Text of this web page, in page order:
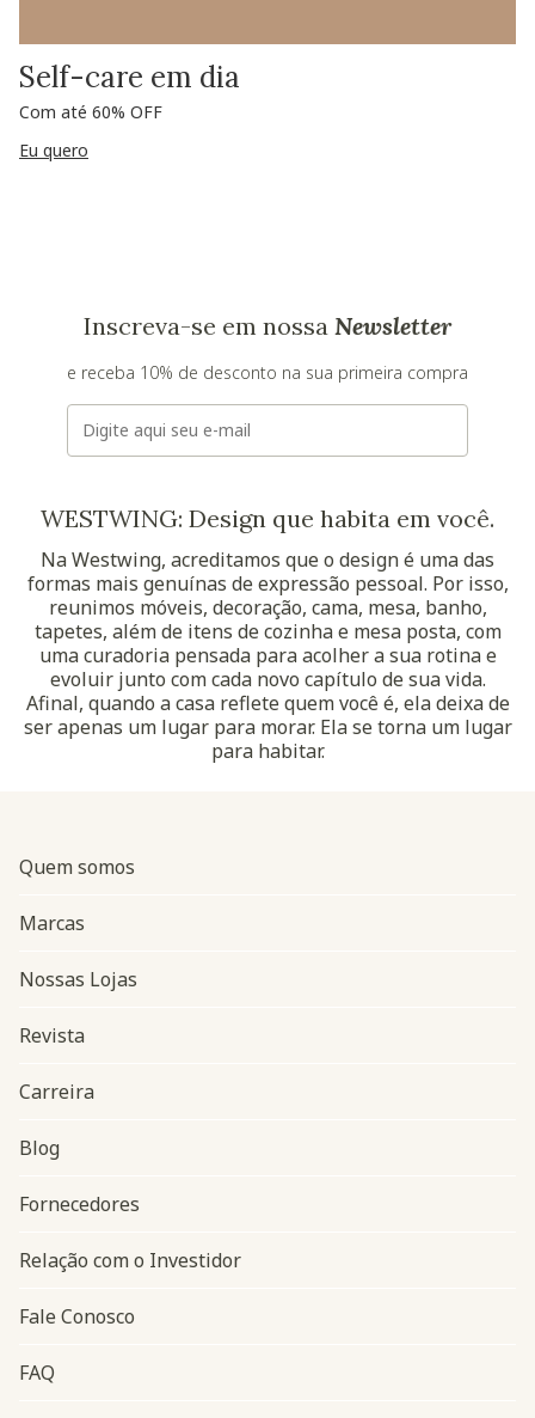
Self-care em dia
Com até 60% OFF
Eu quero
Inscreva-se em nossa Newsletter
e receba 10% de desconto na sua primeira compra
E-mail
WESTWING: Design que habita em você.
Na Westwing, acreditamos que o design é uma das
formas mais genuínas de expressão pessoal. Por isso,
reunimos móveis, decoração, cama, mesa, banho,
tapetes, além de itens de cozinha e mesa posta, com
uma curadoria pensada para acolher a sua rotina e
evoluir junto com cada novo capítulo de sua vida.
Afinal, quando a casa reflete quem você é, ela deixa de
ser apenas um lugar para morar. Ela se torna um lugar
para habitar.
Navegação do rodapé
Quem somos
Marcas
Nossas Lojas
Revista
Carreira
Blog
Fornecedores
Relação com o Investidor
Fale Conosco
FAQ